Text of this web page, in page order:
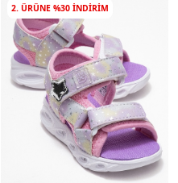
2. ÜRÜNE %30 INDIRIM